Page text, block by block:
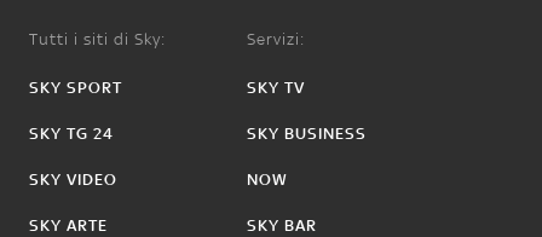
Tutti i siti di Sky:
SKY SPORT
SKY TG 24
SKY VIDEO
SKY ARTE
Servizi:
SKY TV
SKY BUSINESS
NOW
SKY BAR